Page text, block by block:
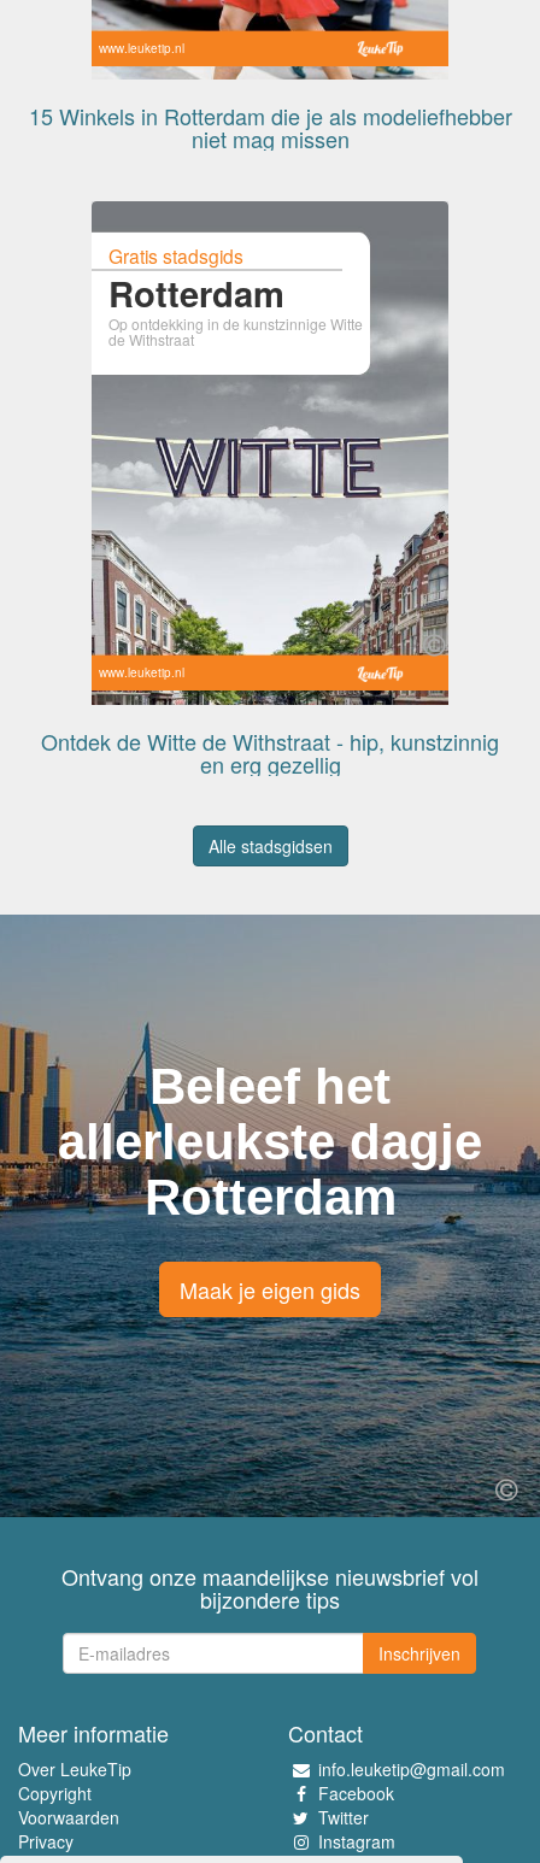
www.leuketip.nl
15 Winkels in Rotterdam die je als modeliefhebber
niet mag missen
Gratis stadsgids
Rotterdam
Op ontdekking in de kunstzinnige Witte
de Withstraat
www.leuketip.nl
Ontdek de Witte de Withstraat - hip, kunstzinnig
en erg gezellig
Alle stadsgidsen
Beleef het
allerleukste dagje
Rotterdam
Maak je eigen gids
Ontvang onze maandelijkse nieuwsbrief vol
bijzondere tips
Inschrijven
Meer informatie
Over LeukeTip
Copyright
Voorwaarden
Privacy
Contact
info.leuketip@gmail.com
Facebook
Twitter
Instagram